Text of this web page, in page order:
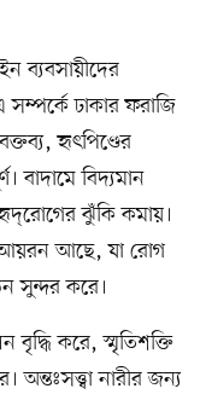
ব্যবসায়ীদের
ঢাকার ফরাজি
হৃৎপিণ্ডের
বাদামে বিদ্যমান
ঝুঁকি কমায়।
আয়রন আছে, যা রোগ
সুন্দর করে।
বৃদ্ধি করে, স্মৃতিশক্তি
অন্তঃসত্ত্বা নারীর জন্য